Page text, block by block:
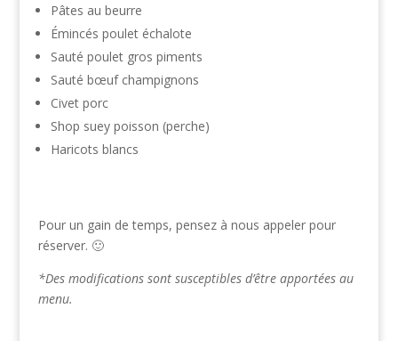
Pâtes au beurre
Émincés poulet échalote
Sauté poulet gros piments
Sauté bœuf champignons
Civet porc
Shop suey poisson (perche)
Haricots blancs
Pour un gain de temps, pensez à nous appeler pour
réserver. 🙂
*Des modifications sont susceptibles d’être apportées au
menu.